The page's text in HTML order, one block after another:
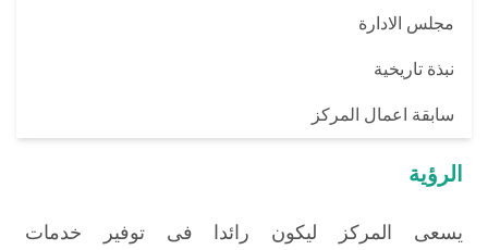
مجلس الادارة
نبذة تاريخية
سابقة اعمال المركز
الرؤية
يسعى المركز ليكون رائدا فى توفير خدمات